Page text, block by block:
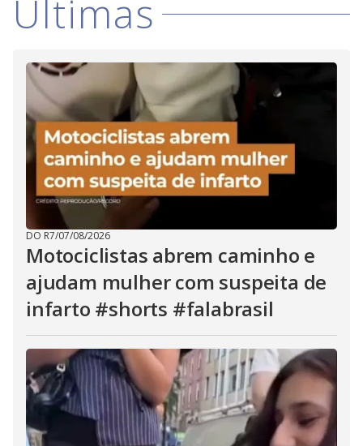
Últimas
DO R7/07/08/2026
Motociclistas abrem caminho e
ajudam mulher com suspeita de
infarto #shorts #falabrasil